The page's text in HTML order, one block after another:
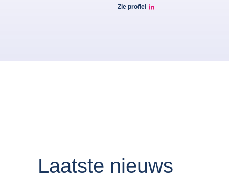
Zie profiel
Nesrin Linkedin
Laatste nieuws